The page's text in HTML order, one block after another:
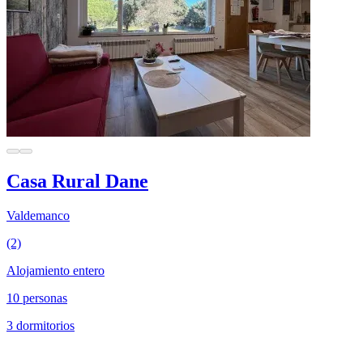
Casa Rural Dane
Valdemanco
(2)
Alojamiento entero
10 personas
3 dormitorios